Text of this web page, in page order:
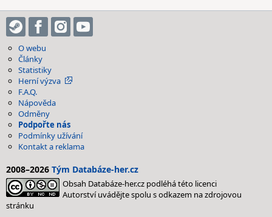
O webu
Články
Statistiky
Herní výzva
F.A.Q.
Nápověda
Odměny
Podpořte nás
Podmínky užívání
Kontakt a reklama
2008–2026 Tým Databáze-her.cz
Obsah Databáze-her.cz podléhá této licenci
Autorství uvádějte spolu s odkazem na zdrojovou
stránku